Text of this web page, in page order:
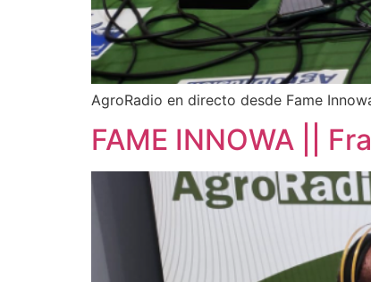
AgroRadio en directo desde Fame
FAME INNOWA ||